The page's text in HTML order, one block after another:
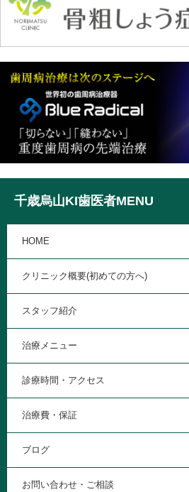
千歳烏山KI歯医者MENU
HOME
クリニック概要(初めての方へ)
スタッフ紹介
治療メニュー
診療時間・アクセス
治療費・保証
ブログ
お問い合わせ・ご相談